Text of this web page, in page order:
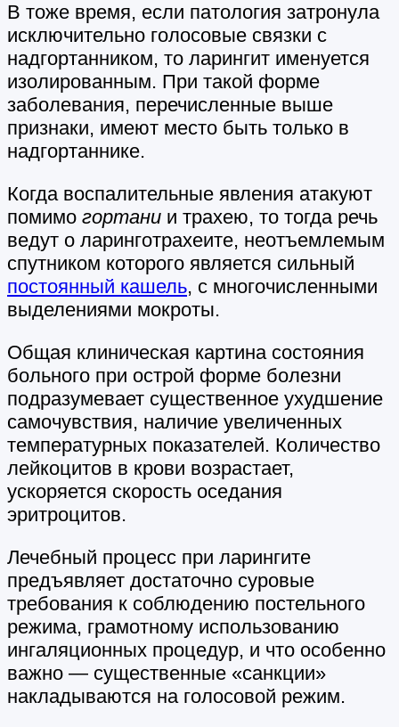
В тоже время, если патология затронула
исключительно голосовые связки с
надгортанником, то ларингит именуется
изолированным. При такой форме
заболевания, перечисленные выше
признаки, имеют место быть только в
надгортаннике.
Когда воспалительные явления атакуют
помимо гортани и трахею, то тогда речь
ведут о ларинготрахеите, неотъемлемым
спутником которого является сильный
постоянный кашель, с многочисленными
выделениями мокроты.
Общая клиническая картина состояния
больного при острой форме болезни
подразумевает существенное ухудшение
самочувствия, наличие увеличенных
температурных показателей. Количество
лейкоцитов в крови возрастает,
ускоряется скорость оседания
эритроцитов.
Лечебный процесс при ларингите
предъявляет достаточно суровые
требования к соблюдению постельного
режима, грамотному использованию
ингаляционных процедур, и что особенно
важно — существенные «санкции»
накладываются на голосовой режим.